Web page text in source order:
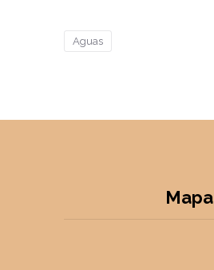
Aguas
Mapa